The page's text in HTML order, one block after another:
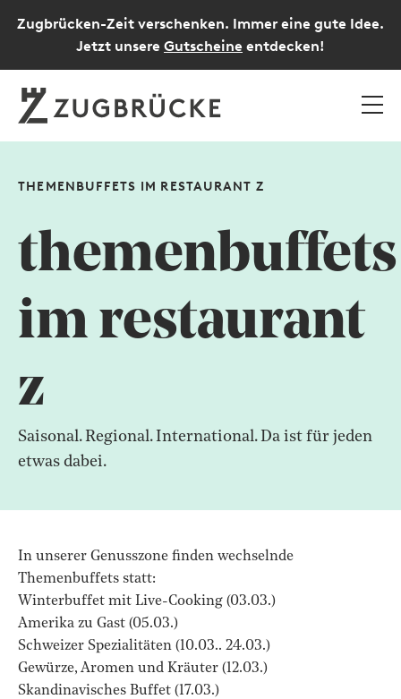
Zugbrücken-Zeit verschenken. Immer eine gute Idee.
Jetzt unsere Gutscheine entdecken!
THEMENBUFFETS IM RESTAURANT Z
themenbuffets
im restaurant
z
Saisonal. Regional. International. Da ist für jeden
etwas dabei.
In unserer Genusszone finden wechselnde
Themenbuffets statt:
Winterbuffet mit Live-Cooking (03.03.)
Amerika zu Gast (05.03.)
Schweizer Spezialitäten (10.03.. 24.03.)
Gewürze, Aromen und Kräuter (12.03.)
Skandinavisches Buffet (17.03.)